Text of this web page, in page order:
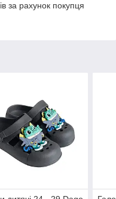
за рахунок покупця